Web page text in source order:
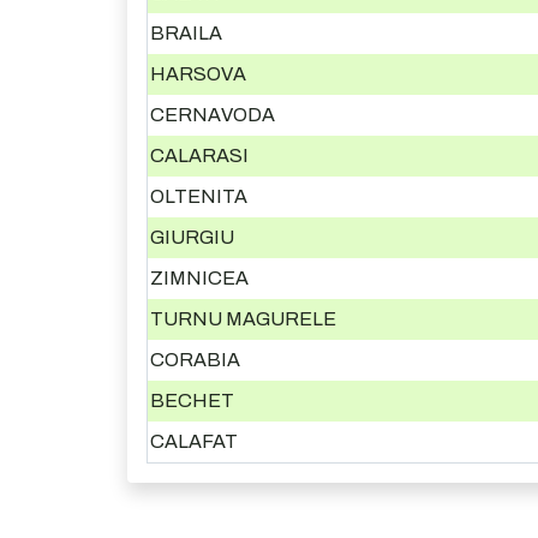
BRAILA
HARSOVA
CERNAVODA
CALARASI
OLTENITA
GIURGIU
ZIMNICEA
TURNU MAGURELE
CORABIA
BECHET
CALAFAT